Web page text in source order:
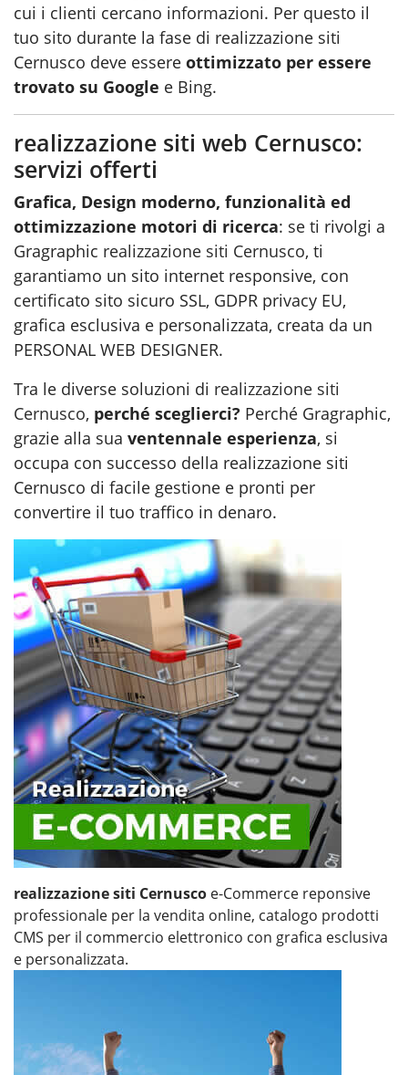
cui i clienti cercano informazioni. Per questo il
tuo sito durante la fase di realizzazione siti
Cernusco deve essere ottimizzato per essere
trovato su Google e Bing.
realizzazione siti web Cernusco:
servizi offerti
Grafica, Design moderno, funzionalità ed
ottimizzazione motori di ricerca: se ti rivolgi a
Gragraphic realizzazione siti Cernusco, ti
garantiamo un sito internet responsive, con
certificato sito sicuro SSL, GDPR privacy EU,
grafica esclusiva e personalizzata, creata da un
PERSONAL WEB DESIGNER.
Tra le diverse soluzioni di realizzazione siti
Cernusco, perché sceglierci? Perché Gragraphic,
grazie alla sua ventennale esperienza, si
occupa con successo della realizzazione siti
Cernusco di facile gestione e pronti per
convertire il tuo traffico in denaro.
realizzazione siti Cernusco e-Commerce reponsive
professionale per la vendita online, catalogo prodotti
CMS per il commercio elettronico con grafica esclusiva
e personalizzata.